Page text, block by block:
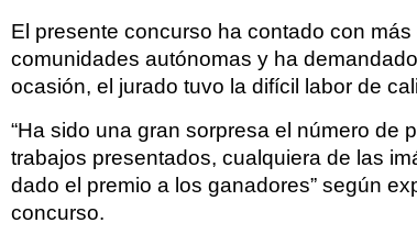
El presente concurso ha contado con
comunidades autónomas y ha
ocasión, el jurado tuvo la difícil labor de
“Ha sido una gran sorpresa el número de
trabajos presentados, cualquiera de las
dado el premio a los ganadores” según
concurso.